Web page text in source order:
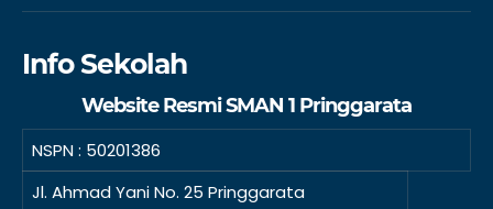
Info Sekolah
Website Resmi SMAN 1 Pringgarata
NSPN : 50201386
Jl. Ahmad Yani No. 25 Pringgarata